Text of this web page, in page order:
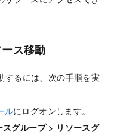
ス移動
するには、次の手順を実
ルにログオンします。
スグループ> リソースグ